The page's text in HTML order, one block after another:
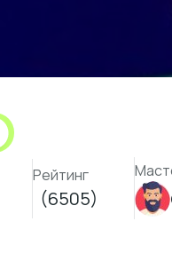
Рейтинг
(6505)